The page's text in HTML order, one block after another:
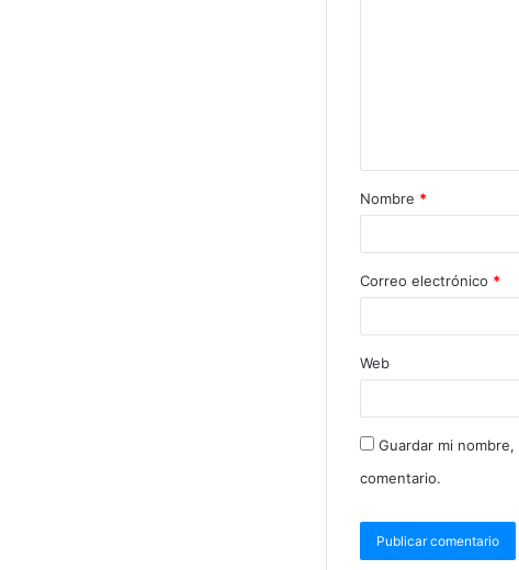
Nombre *
Correo electrónico *
Web
Guardar mi
comentario.